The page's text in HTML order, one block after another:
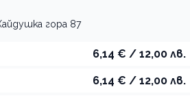
гора 87
6,14 € / 12,00 лв.
6,14 € / 12,00 лв.